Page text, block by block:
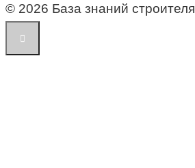
© 2026 База знаний строителя